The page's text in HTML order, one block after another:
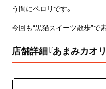
う間にペロリです。
今回も“黒猫スイーツ散歩”で
店舗詳細『あまみカオ